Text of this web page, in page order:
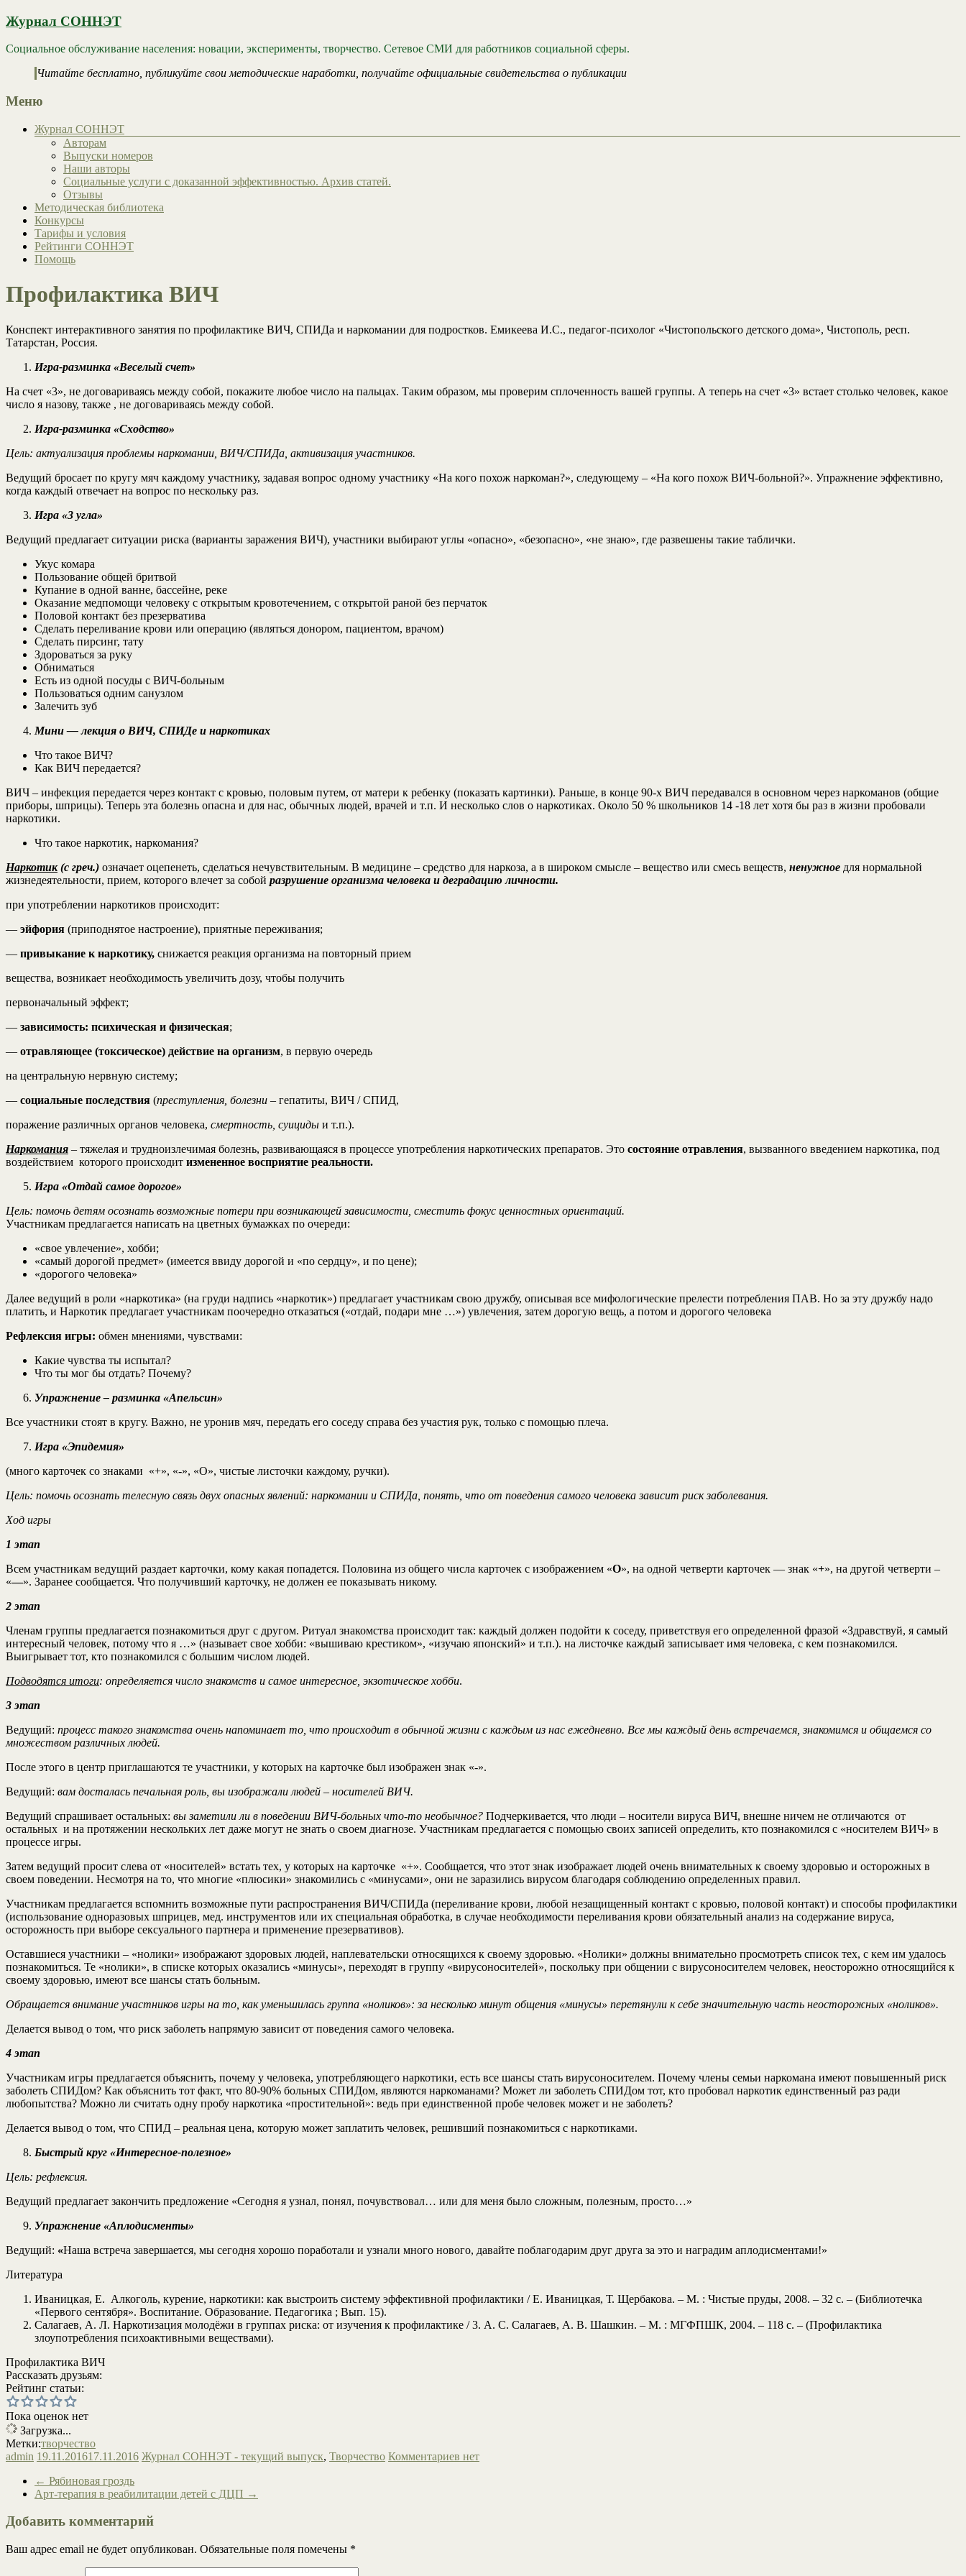
Журнал СОННЭТ
Социальное обслуживание населения: новации, эксперименты, творчество. Сетевое СМИ для работников социальной сферы.
Читайте бесплатно, публикуйте свои методические наработки, получайте официальные свидетельства о публикации
Меню
Журнал СОННЭТ
Авторам
Выпуски номеров
Наши авторы
Социальные услуги с доказанной эффективностью. Архив статей.
Отзывы
Методическая библиотека
Конкурсы
Тарифы и условия
Рейтинги СОННЭТ
Помощь
Профилактика ВИЧ
Конспект интерактивного занятия по профилактике ВИЧ, СПИДа и наркомании для подростков. Емикеева И.С., педагог-психолог «Чистопольского детского дома», Чистополь, респ.
Татарстан, Россия.
Игра-разминка «Веселый счет»
На счет «3», не договариваясь между собой, покажите любое число на пальцах. Таким образом, мы проверим сплоченность вашей группы. А теперь на счет «3» встает столько человек, какое
число я назову, также , не договариваясь между собой.
Игра-разминка «Сходство»
Цель: актуализация проблемы наркомании, ВИЧ/СПИДа, активизация участников.
Ведущий бросает по кругу мяч каждому участнику, задавая вопрос одному участнику «На кого похож наркоман?», следующему – «На кого похож ВИЧ-больной?». Упражнение эффективно,
когда каждый отвечает на вопрос по нескольку раз.
Игра «3 угла»
Ведущий предлагает ситуации риска (варианты заражения ВИЧ), участники выбирают углы «опасно», «безопасно», «не знаю», где развешены такие таблички.
Укус комара
Пользование общей бритвой
Купание в одной ванне, бассейне, реке
Оказание медпомощи человеку с открытым кровотечением, с открытой раной без перчаток
Половой контакт без презерватива
Сделать переливание крови или операцию (являться донором, пациентом, врачом)
Сделать пирсинг, тату
Здороваться за руку
Обниматься
Есть из одной посуды с ВИЧ-больным
Пользоваться одним санузлом
Залечить зуб
Мини — лекция о ВИЧ, СПИДе и наркотиках
Что такое ВИЧ?
Как ВИЧ передается?
ВИЧ – инфекция передается через контакт с кровью, половым путем, от матери к ребенку (показать картинки). Раньше, в конце 90-х ВИЧ передавался в основном через наркоманов (общие
приборы, шприцы). Теперь эта болезнь опасна и для нас, обычных людей, врачей и т.п. И несколько слов о наркотиках. Около 50 % школьников 14 -18 лет хотя бы раз в жизни пробовали
наркотики.
Что такое наркотик, наркомания?
Наркотик(с греч.) означает оцепенеть, сделаться нечувствительным. В медицине – средство для наркоза, а в широком смысле – вещество или смесь веществ, ненужное для нормальной
жизнедеятельности, прием, которого влечет за собой разрушение организма человека и деградацию личности.
при употреблении наркотиков происходит:
— эйфория (приподнятое настроение), приятные переживания;
— привыкание к наркотику, снижается реакция организма на повторный прием
вещества, возникает необходимость увеличить дозу, чтобы получить
первоначальный эффект;
— зависимость: психическая и физическая;
— отравляющее (токсическое) действие на организм, в первую очередь
на центральную нервную систему;
— социальные последствия (преступления, болезни – гепатиты, ВИЧ / СПИД,
поражение различных органов человека, смертность, суициды и т.п.).
Наркомания – тяжелая и трудноизлечимая болезнь, развивающаяся в процессе употребления наркотических препаратов. Это состояние отравления, вызванного введением наркотика, под
воздействием которого происходит измененное восприятие реальности.
Игра «Отдай самое дорогое»
Цель: помочь детям осознать возможные потери при возникающей зависимости, сместить фокус ценностных ориентаций.
Участникам предлагается написать на цветных бумажках по очереди:
«свое увлечение», хобби;
«самый дорогой предмет» (имеется ввиду дорогой и «по сердцу», и по цене);
«дорогого человека»
Далее ведущий в роли «наркотика» (на груди надпись «наркотик») предлагает участникам свою дружбу, описывая все мифологические прелести потребления ПАВ. Но за эту дружбу надо
платить, и Наркотик предлагает участникам поочередно отказаться («отдай, подари мне …») увлечения, затем дорогую вещь, а потом и дорогого человека
Рефлексия игры: обмен мнениями, чувствами:
Какие чувства ты испытал?
Что ты мог бы отдать? Почему?
Упражнение – разминка «Апельсин»
Все участники стоят в кругу. Важно, не уронив мяч, передать его соседу справа без участия рук, только с помощью плеча.
Игра «Эпидемия»
(много карточек со знаками «+», «-», «О», чистые листочки каждому, ручки).
Цель: помочь осознать телесную связь двух опасных явлений: наркомании и СПИДа, понять, что от поведения самого человека зависит риск заболевания.
Ход игры
1 этап
Всем участникам ведущий раздает карточки, кому какая попадется. Половина из общего числа карточек с изображением «О», на одной четверти карточек — знак «+», на другой четверти –
«—». Заранее сообщается. Что получивший карточку, не должен ее показывать никому.
2 этап
Членам группы предлагается познакомиться друг с другом. Ритуал знакомства происходит так: каждый должен подойти к соседу, приветствуя его определенной фразой «Здравствуй, я самый
интересный человек, потому что я …» (называет свое хобби: «вышиваю крестиком», «изучаю японский» и т.п.). на листочке каждый записывает имя человека, с кем познакомился.
Выигрывает тот, кто познакомился с большим числом людей.
Подводятся итоги: определяется число знакомств и самое интересное, экзотическое хобби.
3 этап
Ведущий: процесс такого знакомства очень напоминает то, что происходит в обычной жизни с каждым из нас ежедневно. Все мы каждый день встречаемся, знакомимся и общаемся со
множеством различных людей.
После этого в центр приглашаются те участники, у которых на карточке был изображен знак «-».
Ведущий: вам досталась печальная роль, вы изображали людей – носителей ВИЧ.
Ведущий спрашивает остальных: вы заметили ли в поведении ВИЧ-больных что-то необычное? Подчеркивается, что люди – носители вируса ВИЧ, внешне ничем не отличаются от
остальных и на протяжении нескольких лет даже могут не знать о своем диагнозе. Участникам предлагается с помощью своих записей определить, кто познакомился с «носителем ВИЧ» в
процессе игры.
Затем ведущий просит слева от «носителей» встать тех, у которых на карточке «+». Сообщается, что этот знак изображает людей очень внимательных к своему здоровью и осторожных в
своем поведении. Несмотря на то, что многие «плюсики» знакомились с «минусами», они не заразились вирусом благодаря соблюдению определенных правил.
Участникам предлагается вспомнить возможные пути распространения ВИЧ/СПИДа (переливание крови, любой незащищенный контакт с кровью, половой контакт) и способы профилактики
(использование одноразовых шприцев, мед. инструментов или их специальная обработка, в случае необходимости переливания крови обязательный анализ на содержание вируса,
осторожность при выборе сексуального партнера и применение презервативов).
Оставшиеся участники – «нолики» изображают здоровых людей, наплевательски относящихся к своему здоровью. «Нолики» должны внимательно просмотреть список тех, с кем им удалось
познакомиться. Те «нолики», в списке которых оказались «минусы», переходят в группу «вирусоносителей», поскольку при общении с вирусоносителем человек, неосторожно относящийся к
своему здоровью, имеют все шансы стать больным.
Обращается внимание участников игры на то, как уменьшилась группа «ноликов»: за несколько минут общения «минусы» перетянули к себе значительную часть неосторожных «ноликов».
Делается вывод о том, что риск заболеть напрямую зависит от поведения самого человека.
4 этап
Участникам игры предлагается объяснить, почему у человека, употребляющего наркотики, есть все шансы стать вирусоносителем. Почему члены семьи наркомана имеют повышенный риск
заболеть СПИДом? Как объяснить тот факт, что 80-90% больных СПИДом, являются наркоманами? Может ли заболеть СПИДом тот, кто пробовал наркотик единственный раз ради
любопытства? Можно ли считать одну пробу наркотика «простительной»: ведь при единственной пробе человек может и не заболеть?
Делается вывод о том, что СПИД – реальная цена, которую может заплатить человек, решивший познакомиться с наркотиками.
Быстрый круг «Интересное-полезное»
Цель: рефлексия.
Ведущий предлагает закончить предложение «Сегодня я узнал, понял, почувствовал… или для меня было сложным, полезным, просто…»
Упражнение «Аплодисменты»
Ведущий: «Наша встреча завершается, мы сегодня хорошо поработали и узнали много нового, давайте поблагодарим друг друга за это и наградим аплодисментами!»
Литература
Иваницкая, Е. Алкоголь, курение, наркотики: как выстроить систему эффективной профилактики / Е. Иваницкая, Т. Щербакова. – М. : Чистые пруды, 2008. – 32 с. – (Библиотечка
«Первого сентября». Воспитание. Образование. Педагогика ; Вып. 15).
Салагаев, А. Л. Наркотизация молодёжи в группах риска: от изучения к профилактике / 3. А. С. Салагаев, А. В. Шашкин. – М. : МГФПШК, 2004. – 118 с. – (Профилактика
злоупотребления психоактивными веществами).
Профилактика ВИЧ
Рассказать друзьям:
Рейтинг статьи:
Пока оценок нет
Загрузка...
Метки:творчество
admin 19.11.201617.11.2016 Журнал СОННЭТ - текущий выпуск, Творчество Комментариев нет
← Рябиновая гроздь
Арт-терапия в реабилитации детей с ДЦП →
Добавить комментарий
Ваш адрес email не будет опубликован. Обязательные поля помечены *